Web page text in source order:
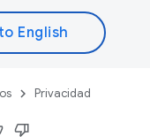
Privacidad